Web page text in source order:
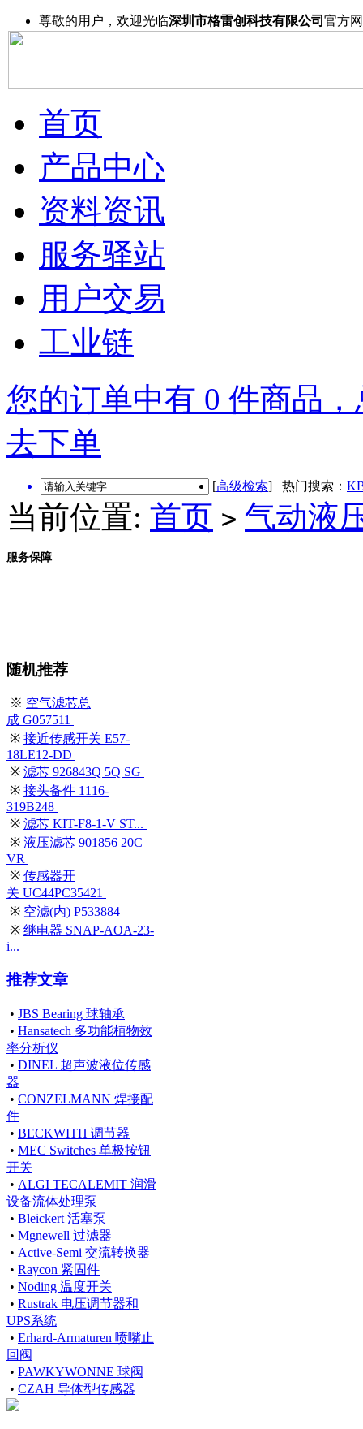
尊敬的用户，欢迎光临深圳市格雷创科技有限公司 官方
首页
产品中心
资料资讯
服务驿站
用户交易
工业链
您的订单中有 0 件商品
去下单
[高级检索] 热门搜索：
当前位置: 首页 > 气动液
服务保障
随机推荐
※ 空气滤芯总
成 G057511
※ 接近传感开关 E57-
18LE12-DD
※ 滤芯 926843Q 5Q SG
※ 接头备件 1116-
319B248
※ 滤芯 KIT-F8-1-V ST...
※ 液压滤芯 901856 20C
VR
※ 传感器开
关 UC44PC35421
※ 空滤(内) P533884
※ 继电器 SNAP-AOA-23-
i...
推荐文章
• JBS Bearing 球轴承
• Hansatech 多功能植物效
率分析仪
• DINEL 超声波液位传感
器
• CONZELMANN 焊接配
件
• BECKWITH 调节器
• MEC Switches 单极按钮
开关
• ALGI TECALEMIT 润滑
设备流体处理泵
• Bleickert 活塞泵
• Mgnewell 过滤器
• Active-Semi 交流转换器
• Raycon 紧固件
• Noding 温度开关
• Rustrak 电压调节器和
UPS系统
• Erhard-Armaturen 喷嘴止
回阀
• PAWKYWONNE 球阀
• CZAH 导体型传感器